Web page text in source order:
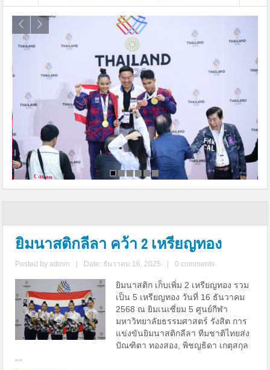
ยิมนาสติกลีลา คว้า 2 เหรียญทอง
Posted byadmin Date: ธันวาคม 16, 2025 0 comments
ยิมนาสติก เก็บเพิ่ม 2 เหรียญทอง รวม
เป็น 5 เหรียญทอง วันที่ 16 ธันวาคม
2568 ณ ยิมเนเซี่ยม 5 ศูนย์กีฬา
มหาวิทยาลัยธรรมศาสตร์ รังสิต การ
แข่งขันยิมนาสติกลีลา ทีมชาติไทยส่ง
ปัณฑิตา ทองสอง, พิชญธิดา เกตุสกุล